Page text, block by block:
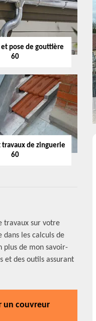
pose de gouttière
60
travaux de zinguerie
60
travaux sur votre
les calculs de
plus de mon savoir-
et des outils assurant
un couvreur